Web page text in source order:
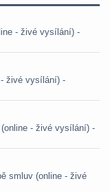
- živé vysílání) -
- živé vysílání) -
- živé vysílání) -
smluv (online - živé